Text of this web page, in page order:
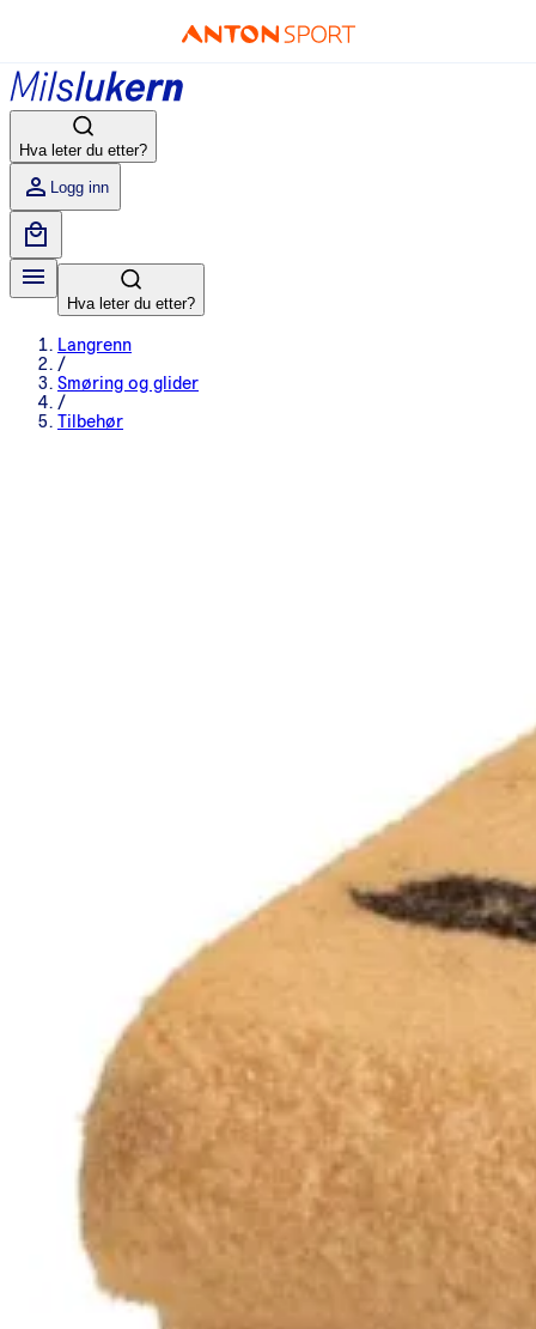
Hva leter du etter?
Logg inn
Hva leter du etter?
Langrenn
/
Smøring og glider
/
Tilbehør